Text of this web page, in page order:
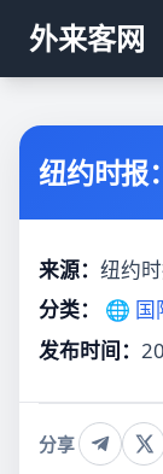
外来客网
纽约时报
来源： 纽约
分类：
🌐 国
发布时间：
分享